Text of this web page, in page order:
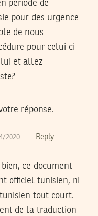
période de
pour des urgence
de nous
pour celui ci
lui et allez
réponse.
2020 Reply
ce document
officiel tunisien, ni
tout court.
de la traduction